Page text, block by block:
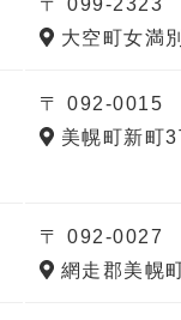
〒 099-2323
大空町女満
〒 092-0015
美幌町新町
〒 092-0027
網走郡美幌